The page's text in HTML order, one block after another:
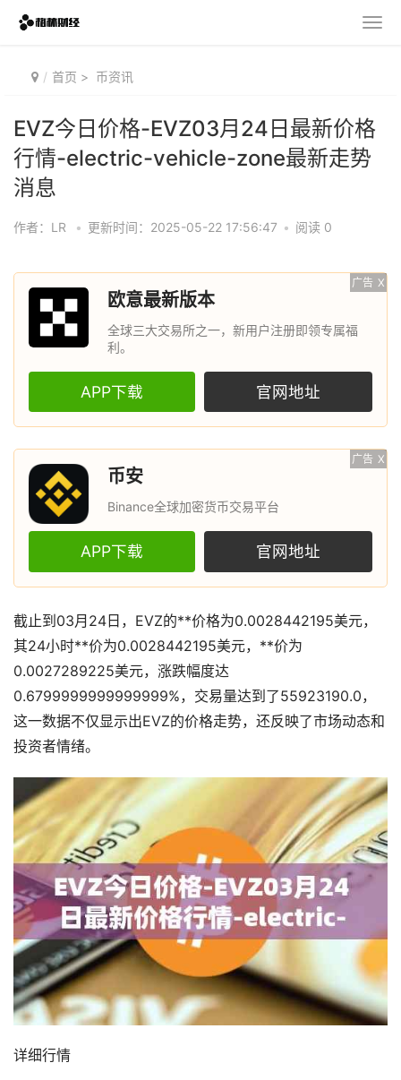
首页 > 币资讯
EVZ今日价格-EVZ03月24日最新价格
行情-electric-vehicle-zone最新走势
消息
作者：LR • 更新时间：2025-05-22 17:56:47 • 阅读 0
广告 X
欧意最新版本
全球三大交易所之一，新用户注册即领专属福
利。
APP下载 官网地址
广告 X
币安
Binance全球加密货币交易平台
APP下载 官网地址
截止到03月24日，EVZ的**价格为0.0028442195美元，
其24小时**价为0.0028442195美元，**价为
0.0027289225美元，涨跌幅度达
0.6799999999999999%，交易量达到了55923190.0，
这一数据不仅显示出EVZ的价格走势，还反映了市场动态和
投资者情绪。
详细行情